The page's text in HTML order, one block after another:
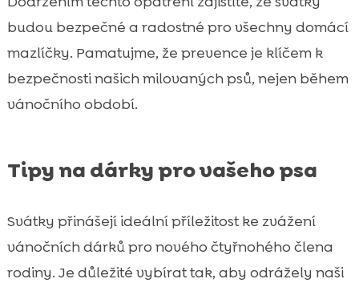
budou bezpečné a radostné pro všechny domácí
mazlíčky. Pamatujme, že prevence je klíčem k
bezpečnosti našich milovaných psů, nejen během
vánočního období.
Tipy na dárky pro vašeho psa
Svátky přinášejí ideální příležitost ke zvážení
vánočních dárků pro nového čtyřnohého člena
rodiny. Je důležité vybírat tak, aby odrážely naši